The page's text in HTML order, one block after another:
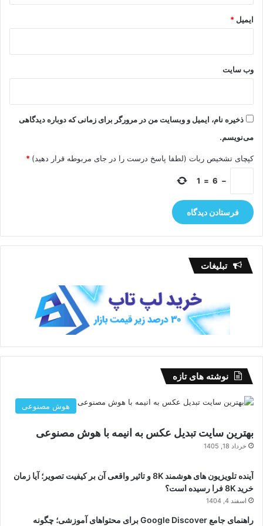
ایمیل *
وب‌ سایت
ذخیره نام، ایمیل و وبسایت من در مرورگر برای زمانی که دوباره دیدگاهی
می‌نویسم.
کپچای تشخیص ربات (لطفا پاسخ درست را در جای مربوطه قرار دهید) *
−
6
=
1
تبلیغات
نوشته های تازه
هوش مصنوعی
بهترین سایت تبدیل عکس به انیمه با هوش مصنوعی
خرداد 18, 1405
آینده تلویزیون های هوشمند 8K و تاثیر واقعی آن بر کیفیت تصویر؛ آیا زمان
خرید 8K فرا رسیده است؟
اسفند 4, 1404
راهنمای جامع Google Discover برای محتواهای آموزشی؛ چگونه